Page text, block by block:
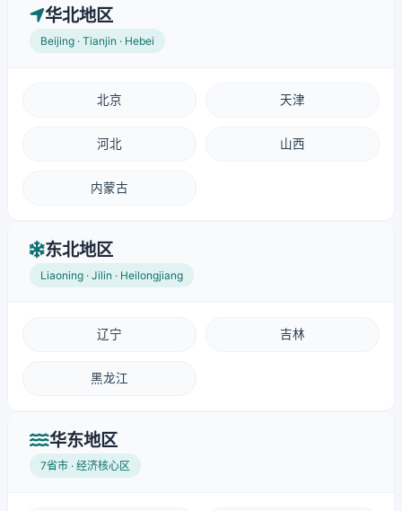
华北地区
Beijing · Tianjin · Hebei
北京 天津
河北 山西
内蒙古
东北地区
Liaoning · Jilin · Heilongjiang
辽宁 吉林
黑龙江
华东地区
7省市 · 经济核心区